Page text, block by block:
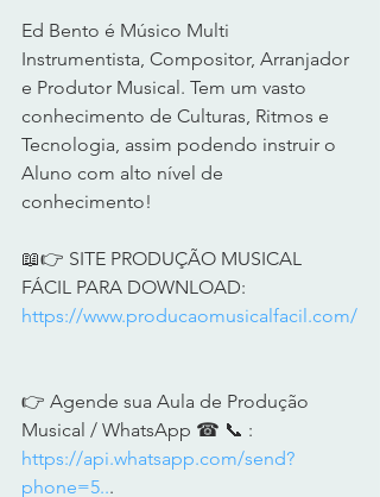
Ed Bento é Músico Multi
Instrumentista, Compositor, Arranjador
e Produtor Musical. Tem um vasto
conhecimento de Culturas, Ritmos e
Tecnologia, assim podendo instruir o
Aluno com alto nível de
conhecimento!
📖👉 SITE PRODUÇÃO MUSICAL
FÁCIL PARA DOWNLOAD:
https://www.producaomusicalfacil.com/
👉 Agende sua Aula de Produção
Musical / WhatsApp ☎ 📞 :
https://api.whatsapp.com/send?
phone=5...